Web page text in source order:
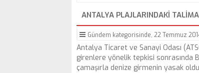
ANTALYA PLAJLARINDAKI
Gündem kategorisinde, 22 Temmuz
Antalya Ticaret ve Sanayi Odası
girenlere yönelik tepkisi sonrasında
çamaşırla denize girmenin yasak